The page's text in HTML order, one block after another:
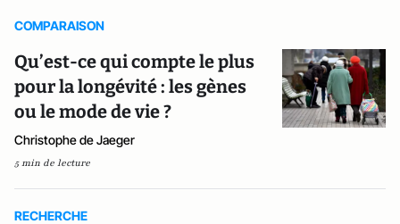
COMPARAISON
Qu’est-ce qui compte le plus
pour la longévité : les gènes
ou le mode de vie ?
Christophe de Jaeger
5 min de lecture
RECHERCHE